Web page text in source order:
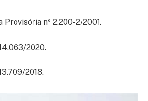
Provisória nº 2.200-2/2001.
2020.
2018.